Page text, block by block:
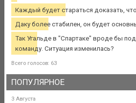
Каждый будет стараться доказать,
Даку более стабилен, он будет
Так Угальде в "Спартаке" вроде бы
команду. Ситуация изменилась?
Всего голосов: 63
ПОПУЛЯРНОЕ
3 Августа